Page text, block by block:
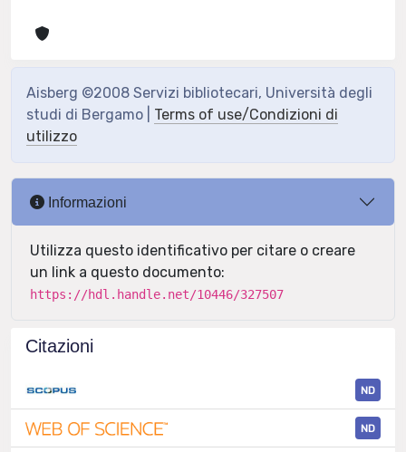
Aisberg ©2008 Servizi bibliotecari, Università degli
studi di Bergamo | Terms of use/Condizioni di
utilizzo
Informazioni
Utilizza questo identificativo per citare o creare
un link a questo documento:
https://hdl.handle.net/10446/327507
Citazioni
ND
ND